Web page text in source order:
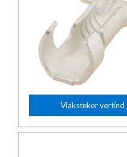
Vlaksteker vertind